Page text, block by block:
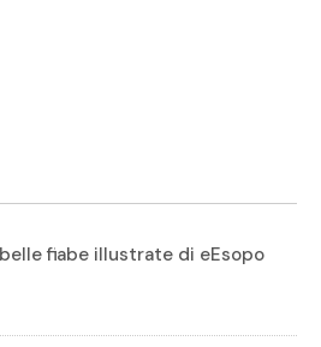
fiabe illustrate di eEsopo